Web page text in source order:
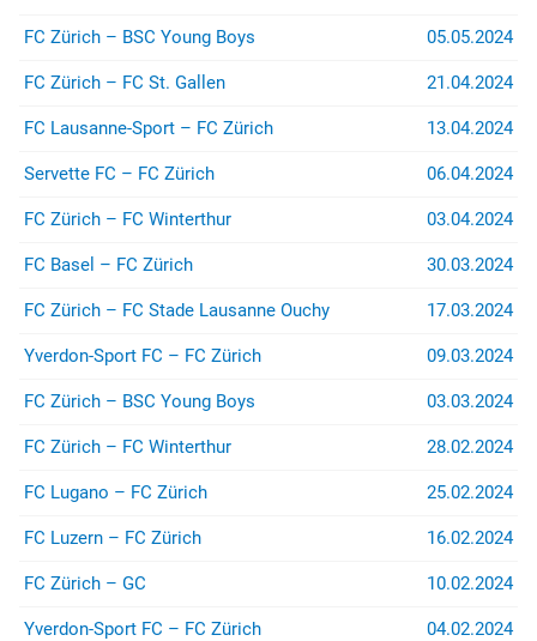
Rayonverboten) könnt ihr über
jurist@suedkurve.ch
aufnehmen.
FC Zürich – BSC Young Boys 05.05.2024
FC Zürich – FC St. Gallen 21.04.2024
FC Lausanne-Sport – FC Zürich 13.04.2024
Servette FC – FC Zürich 06.04.2024
FC Zürich – FC Winterthur 03.04.2024
FC Basel – FC Zürich 30.03.2024
FC Zürich – FC Stade Lausanne Ouchy 17.03.2024
Yverdon-Sport FC – FC Zürich 09.03.2024
FC Zürich – BSC Young Boys 03.03.2024
FC Zürich – FC Winterthur 28.02.2024
FC Lugano – FC Zürich 25.02.2024
FC Luzern – FC Zürich 16.02.2024
FC Zürich – GC 10.02.2024
Yverdon-Sport FC – FC Zürich 04.02.2024